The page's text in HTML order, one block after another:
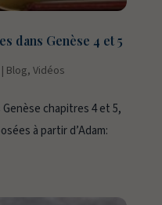
dans Genèse 4 et 5
Blog, Vidéos
chapitres 4 et 5,
à partir d’Adam: